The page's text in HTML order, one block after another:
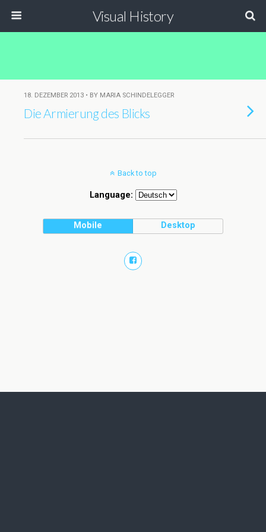
Visual History
18. DEZEMBER 2013 • BY MARIA SCHINDELEGGER
Die Armierung des Blicks
Back to top
Language:
Mobile Desktop